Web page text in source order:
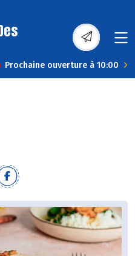
Prochaine ouverture à 10:00